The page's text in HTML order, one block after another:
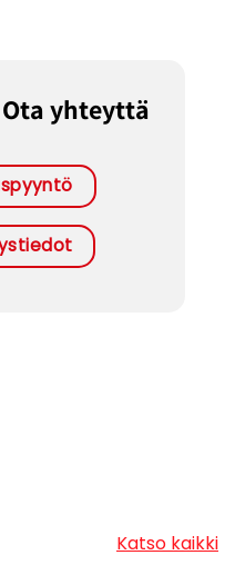
yhteyttä
Katso kaikki